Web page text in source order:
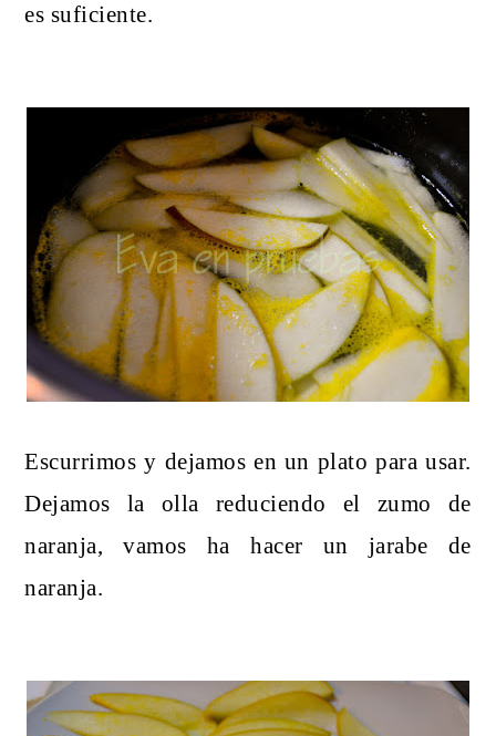
es suficiente.
Escurrimos y dejamos en un plato para usar.
Dejamos la olla reduciendo el zumo de
naranja, vamos ha hacer un jarabe de
naranja.